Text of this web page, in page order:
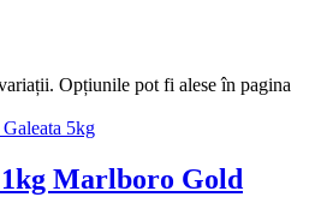
Opțiunile pot fi alese în pagina
5kg
Marlboro Gold